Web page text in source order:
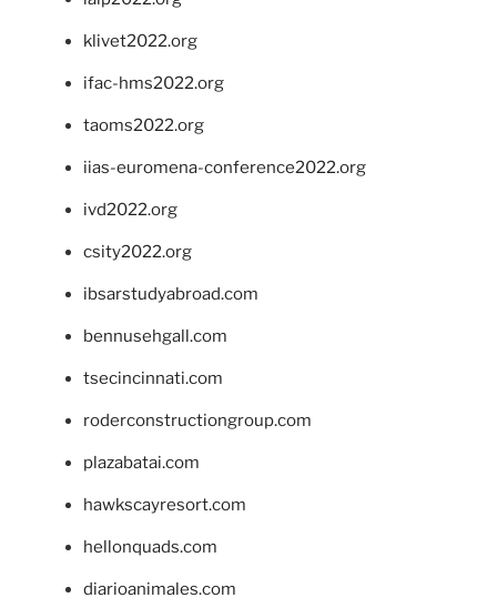
klivet2022.org
ifac-hms2022.org
taoms2022.org
iias-euromena-conference2022.org
ivd2022.org
csity2022.org
ibsarstudyabroad.com
bennusehgall.com
tsecincinnati.com
roderconstructiongroup.com
plazabatai.com
hawkscayresort.com
hellonquads.com
diarioanimales.com